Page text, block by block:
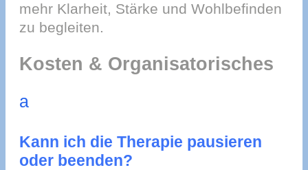
mehr Klarheit, Stärke und Wohlbefinden
zu begleiten.
Kosten & Organisatorisches
a
Kann ich die Therapie pausieren
oder beenden?